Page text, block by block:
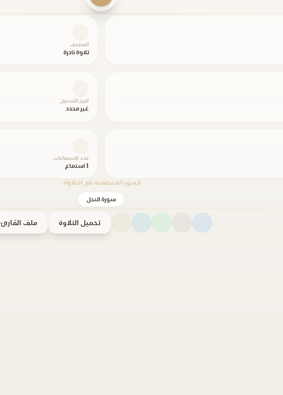
المصحف
تلاوة نادرة
تاريخ التسجيل
غير محدد
عدد الاستماعات
1 استماع
السور المتضمنة في التلاوة:
سورة النحل
تحميل التلاوة ملف القارئ